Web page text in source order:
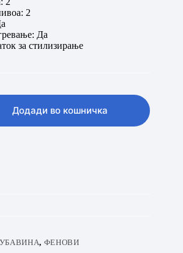
2
Да
за стилизирање
Додади во кошничка
, ФЕНОВИ